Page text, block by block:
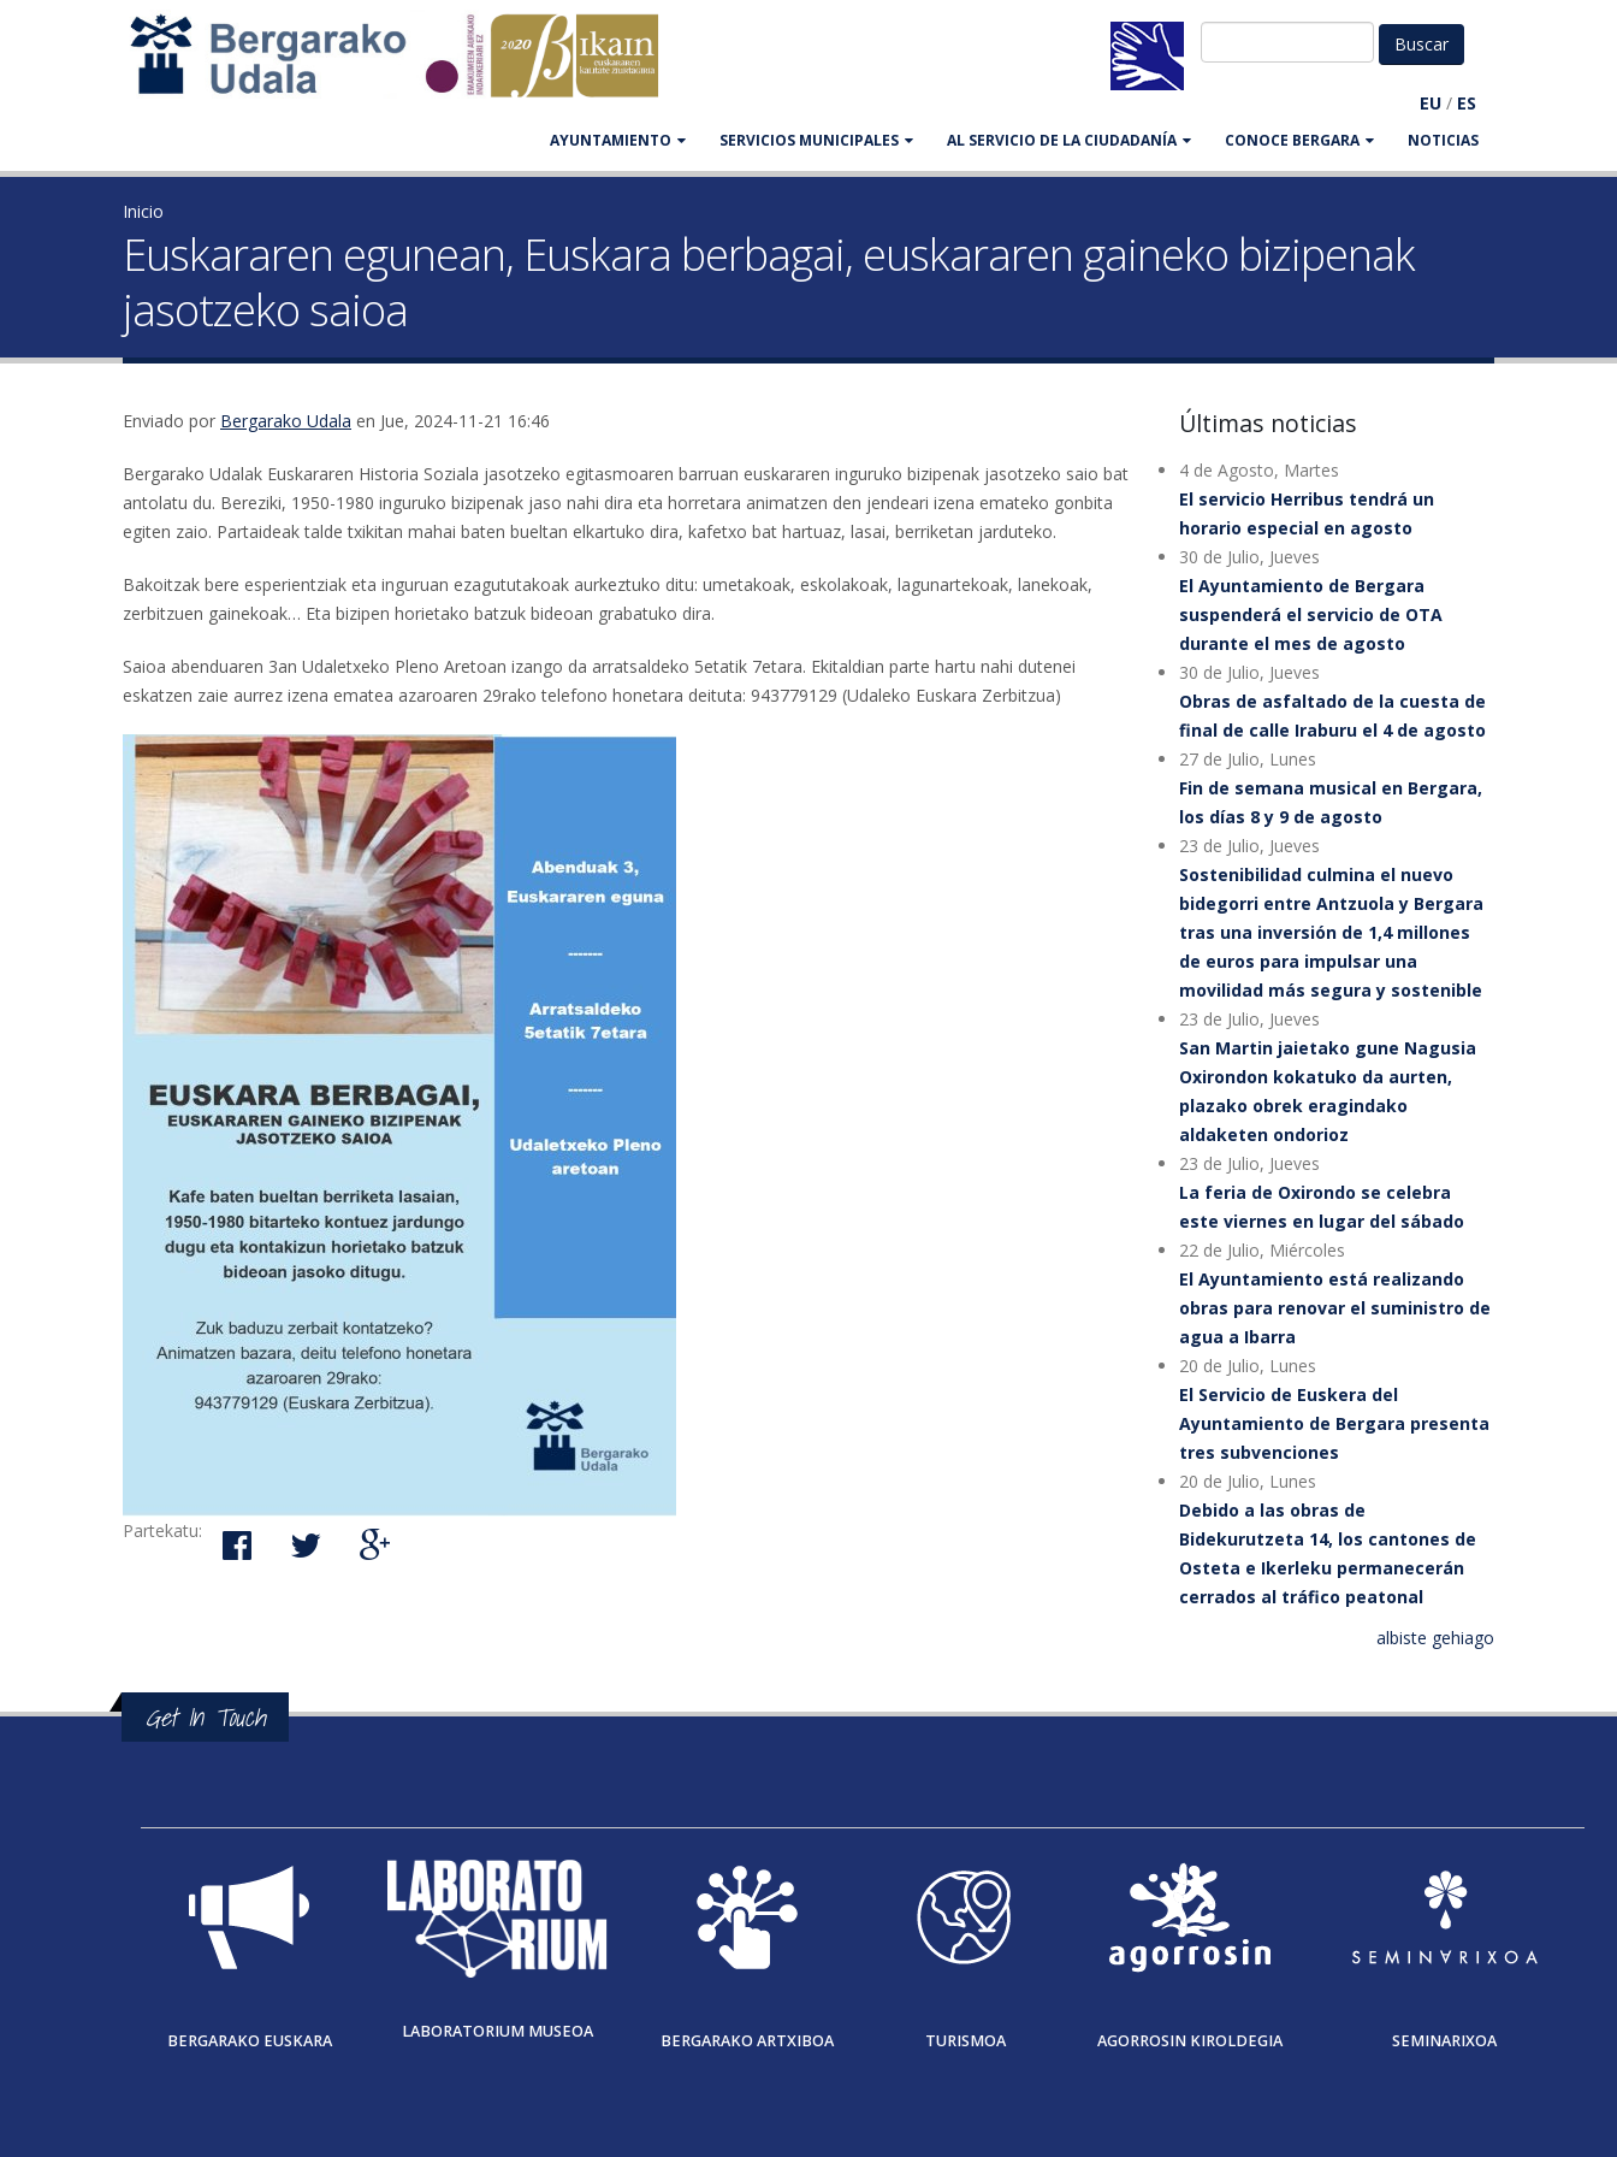
EU / ES
AYUNTAMIENTO SERVICIOS MUNICIPALES AL SERVICIO DE LA CIUDADANÍA CONOCE BERGARA NOTICIAS
Inicio
Euskararen egunean, Euskara berbagai, euskararen gaineko bizipenak
jasotzeko saioa
Enviado por Bergarako Udala en Jue, 2024-11-21 16:46
Bergarako Udalak Euskararen Historia Soziala jasotzeko egitasmoaren barruan euskararen inguruko bizipenak jasotzeko saio bat
antolatu du. Bereziki, 1950-1980 inguruko bizipenak jaso nahi dira eta horretara animatzen den jendeari izena emateko gonbita
egiten zaio. Partaideak talde txikitan mahai baten bueltan elkartuko dira, kafetxo bat hartuaz, lasai, berriketan jarduteko.
Bakoitzak bere esperientziak eta inguruan ezagututakoak aurkeztuko ditu: umetakoak, eskolakoak, lagunartekoak, lanekoak,
zerbitzuen gainekoak… Eta bizipen horietako batzuk bideoan grabatuko dira.
Saioa abenduaren 3an Udaletxeko Pleno Aretoan izango da arratsaldeko 5etatik 7etara. Ekitaldian parte hartu nahi dutenei
eskatzen zaie aurrez izena ematea azaroaren 29rako telefono honetara deituta: 943779129 (Udaleko Euskara Zerbitzua)
Partekatu:
Últimas noticias
4 de Agosto, Martes
El servicio Herribus tendrá un
horario especial en agosto
30 de Julio, Jueves
El Ayuntamiento de Bergara
suspenderá el servicio de OTA
durante el mes de agosto
30 de Julio, Jueves
Obras de asfaltado de la cuesta de
final de calle Iraburu el 4 de agosto
27 de Julio, Lunes
Fin de semana musical en Bergara,
los días 8 y 9 de agosto
23 de Julio, Jueves
Sostenibilidad culmina el nuevo
bidegorri entre Antzuola y Bergara
tras una inversión de 1,4 millones
de euros para impulsar una
movilidad más segura y sostenible
23 de Julio, Jueves
San Martin jaietako gune Nagusia
Oxirondon kokatuko da aurten,
plazako obrek eragindako
aldaketen ondorioz
23 de Julio, Jueves
La feria de Oxirondo se celebra
este viernes en lugar del sábado
22 de Julio, Miércoles
El Ayuntamiento está realizando
obras para renovar el suministro de
agua a Ibarra
20 de Julio, Lunes
El Servicio de Euskera del
Ayuntamiento de Bergara presenta
tres subvenciones
20 de Julio, Lunes
Debido a las obras de
Bidekurutzeta 14, los cantones de
Osteta e Ikerleku permanecerán
cerrados al tráfico peatonal
albiste gehiago
Get In Touch
BERGARAKO EUSKARA LABORATORIUM MUSEOA BERGARAKO ARTXIBOA TURISMOA AGORROSIN KIROLDEGIA SEMINARIXOA